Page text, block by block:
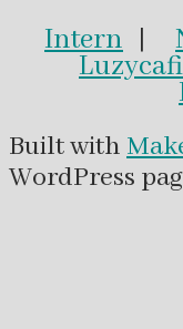
Intern
Built with
WordPress